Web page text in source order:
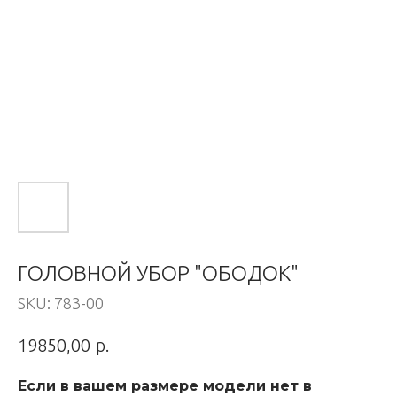
ГОЛОВНОЙ УБОР "ОБОДОК"
SKU: 783-00
19850,00 р.
Если в вашем размере модели нет в